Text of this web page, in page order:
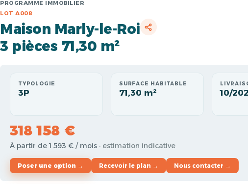
PROGRAMME IMMOBILIER
LOT A008
Maison Marly-le-Roi
3 pièces 71,30 m²
TYPOLOGIE
3P
SURFACE HABITABLE
71,30 m² 10/
318 158 €
À partir de 1 593 € / mois · estimation indicative
Poser une option → Recevoir le plan → Nous contacter →